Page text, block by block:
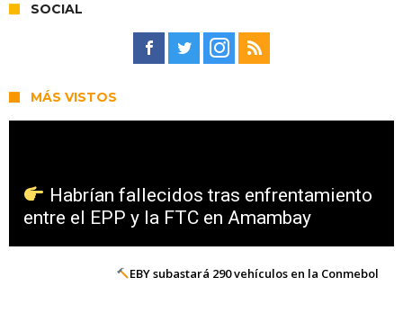
SOCIAL
MÁS VISTOS
Habrían fallecidos tras enfrentamiento
entre el EPP y la FTC en Amambay
EBY subastará 290 vehículos en la Conmebol